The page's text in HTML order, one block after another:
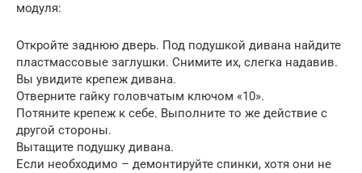
модуля:
Откройте заднюю дверь. Под подушкой дивана найдите
пластмассовые заглушки. Снимите их, слегка надавив.
Вы увидите крепеж дивана.
Отверните гайку головчатым ключом «10».
Потяните крепеж к себе. Выполните то же действие с
другой стороны.
Вытащите подушку дивана.
Если необходимо – демонтируйте спинки, хотя они не